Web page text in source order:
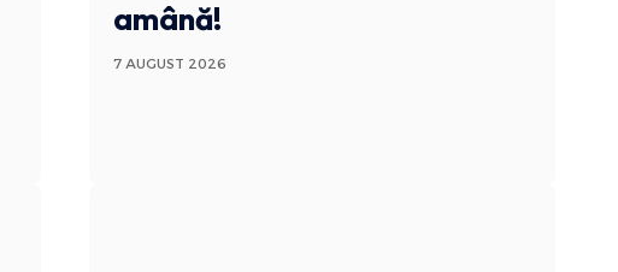
amână!
7 AUGUST 2026